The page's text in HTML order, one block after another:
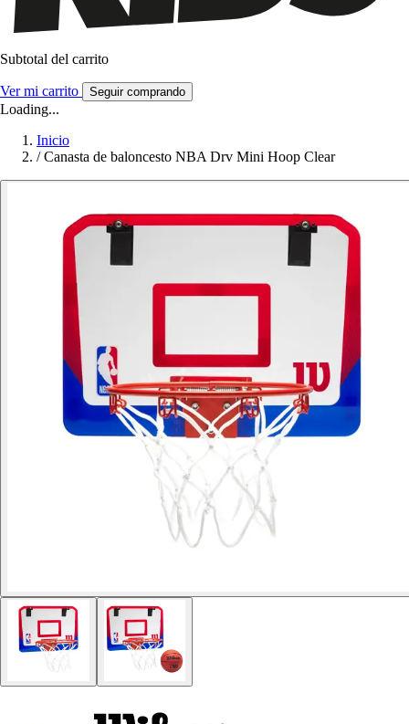
Subtotal del carrito
Ver mi carrito Seguir comprando
Loading...
Inicio
/ Canasta de baloncesto NBA Drv Mini Hoop Clear